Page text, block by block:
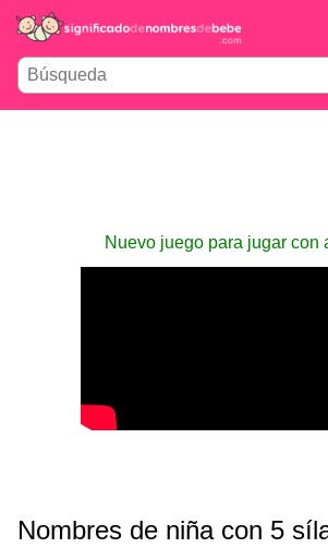
Nuevo juego para jugar con
Nombres de niña con 5